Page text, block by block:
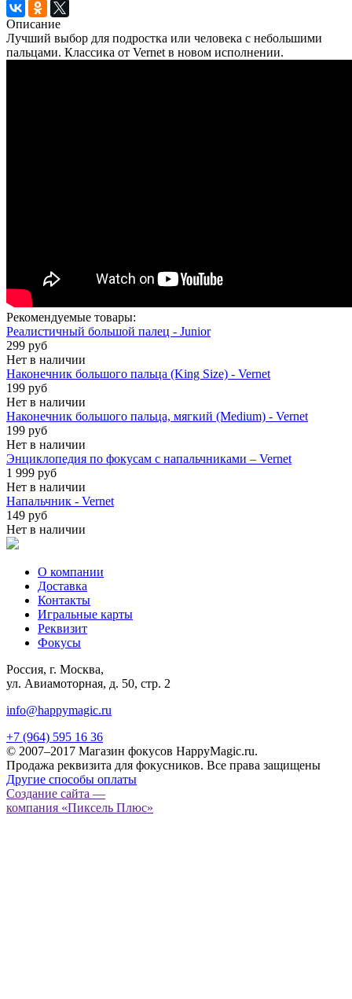
Описание
Лучший выбор для подростка или человека с небольшими
пальцами. Классика от Vernet в новом исполнении.
Рекомендуемые товары:
Реалистичный большой палец - Junior
299 руб
Нет в наличии
Наконечник большого пальца (King Size) - Vernet
199 руб
Нет в наличии
Наконечник большого пальца, мягкий (Medium) - Vernet
199 руб
Нет в наличии
Энциклопедия по фокусам с напальчниками – Vernet
1 999 руб
Нет в наличии
Напальчник - Vernet
149 руб
Нет в наличии
О компании
Доставка
Контакты
Игральные карты
Реквизит
Фокусы
Россия, г. Москва,
ул. Авиамоторная, д. 50, стр. 2
info@happymagic.ru
+7 (964) 595 16 36
© 2007–2017 Магазин фокусов HappyMagic.ru.
Продажа реквизита для фокусников. Все права защищены
Другие способы оплаты
Создание сайта —
компания «Пиксель Плюс»